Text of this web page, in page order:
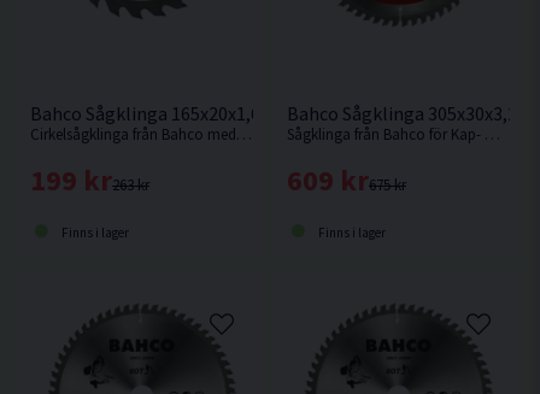
Bahco Sågklinga 165x20x1,6mm 24T
Cirkelsågklinga från Bahco med hårdmetallbestyckade tänder avsett för sågning i trä.
263 kr
199 kr
Finns i lager
Bahco Sågklinga 305x30x3,2
Sågklinga från Bahco för Kap- & Gersågar med en klingdiameter på 305mm
675 kr
609 kr
Finns i lager